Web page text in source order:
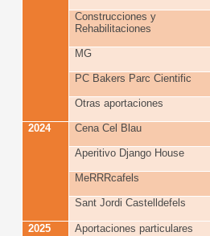
Construcciones y
Rehabilitaciones
MG
PC Bakers Parc Cientific
Otras aportaciones
2024
Cena Cel Blau
Aperitivo Django House
MeRRRcafels
Sant Jordi Castelldefels
2025
Aportaciones particulares